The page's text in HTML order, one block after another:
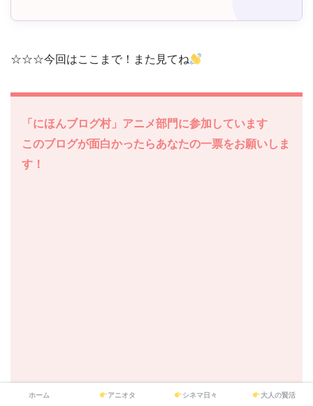
☆☆☆今回はここまで！また見てね
「にほんブログ村」アニメ部門に参加しています
このブログが面白かったらあなたの一票をお願いしま
す！
ホーム アニオタ シネマ日々 大人の賢活